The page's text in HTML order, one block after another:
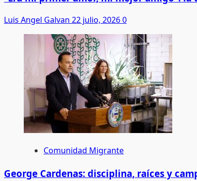
Luis Angel Galvan 22 julio, 20260
Comunidad Migrante
George Cardenas: disciplina, raíces y